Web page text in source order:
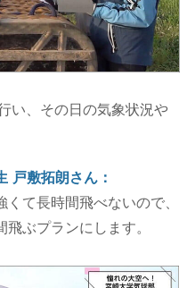
い、その日の気象状況や
戸敷拓朗さん：
て長時間飛べないので、
ぶプランにします。